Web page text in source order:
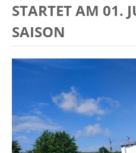
STARTET AM 01.
SAISON